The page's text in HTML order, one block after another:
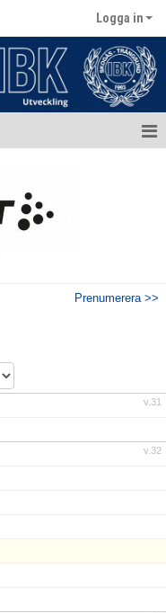
Logga in
Prenumerera >>
v.31
v.32